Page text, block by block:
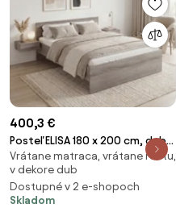
400,3 €
Posteľ ELISA 180 x 200 cm, dub
lanýž Rošt: S latkovým roštom,
Matrac: Matrac SOMMERA 18
cm
Vrátane matraca, vrátane roštu,
v dekore dub
Dostupné v 2 e-shopoch
Skladom